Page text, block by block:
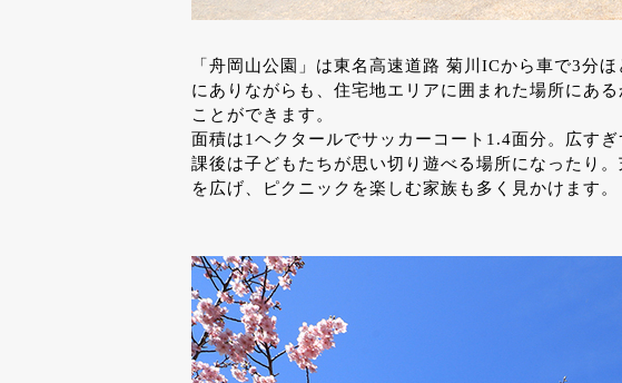
「舟岡山公園」は東名高速道路 菊川ICから車で3分
にありながらも、住宅地エリアに囲まれた場所にあ
ことができます。
面積は1ヘクタールでサッカーコート1.4面分。広す
課後は子どもたちが思い切り遊べる場所になったり
を広げ、ピクニックを楽しむ家族も多く見かけます。